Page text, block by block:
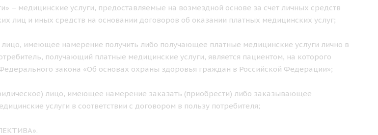
– медицинские услуги, предоставляемые на возмездной основе за счет личных средств
лиц и иных средств на основании договоров об оказании платных медицинских услуг;
лицо, имеющее намерение получить либо получающее платные медицинские услуги лично в
получающий платные медицинские услуги, является пациентом, на которого
закона «Об основах охраны здоровья граждан в Российской Федерации»;
лицо, имеющее намерение заказать (приобрести) либо заказывающее
услуги в соответствии с договором в пользу потребителя;